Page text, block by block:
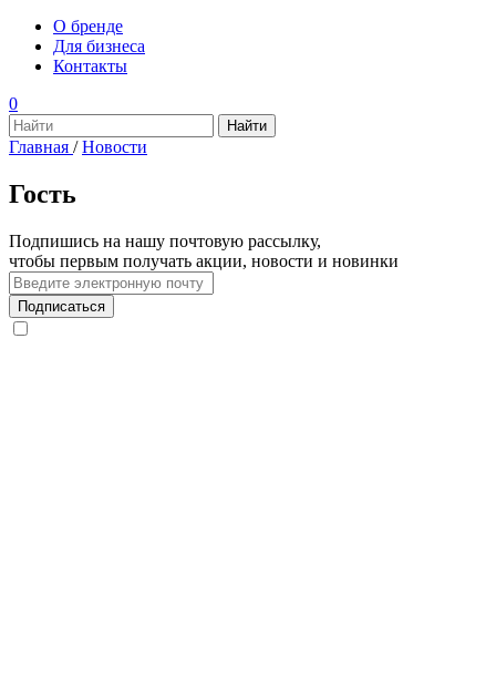
О бренде
Для бизнеса
Контакты
0
Главная / Новости
Гость
Подпишись на нашу почтовую рассылку,
чтобы первым получать акции, новости и новинки
Подписаться